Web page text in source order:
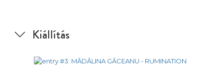
Kiállítás